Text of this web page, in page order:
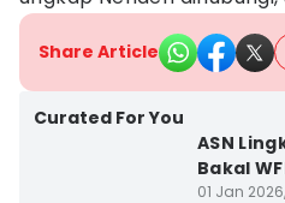
Share Article
Curated For You
ASN
Bakal
01 Jan